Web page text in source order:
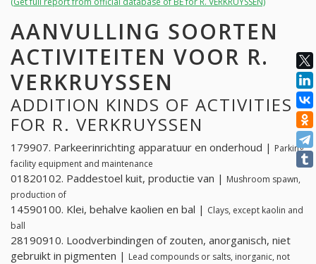
AANVULLING SOORTEN
ACTIVITEITEN VOOR R.
VERKRUYSSEN
ADDITION KINDS OF ACTIVITIES
FOR R. VERKRUYSSEN
179907. Parkeerinrichting apparatuur en onderhoud | Parking
facility equipment and maintenance
01820102. Paddestoel kuit, productie van | Mushroom spawn,
production of
14590100. Klei, behalve kaolien en bal | Clays, except kaolin and
ball
28190910. Loodverbindingen of zouten, anorganisch, niet
gebruikt in pigmenten | Lead compounds or salts, inorganic, not